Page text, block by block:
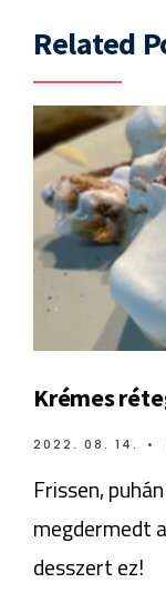
Related
Krémes
2022. 08. 14. •
Frissen,
megdermedt
desszert ez!